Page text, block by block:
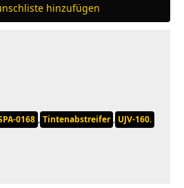
hinzufügen
0168 , Tintenabstreifer , UJV-160.